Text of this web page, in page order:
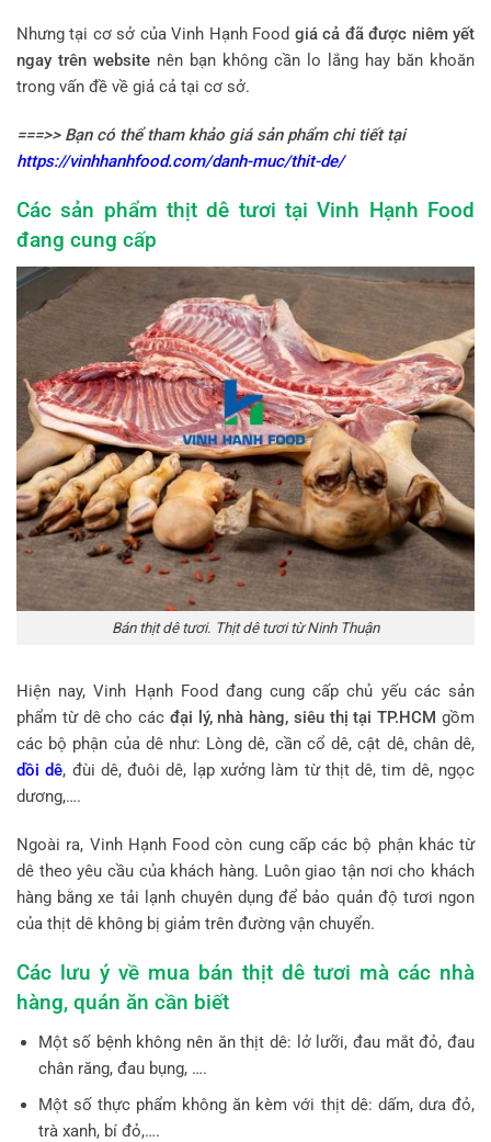
Nhưng tại cơ sở của Vinh Hạnh Food giá cả đã được niêm yết
ngay trên website nên bạn không cần lo lắng hay băn khoăn
trong vấn đề về giả cả tại cơ sở.
===>> Bạn có thể tham khảo giá sản phẩm chi tiết tại
https://vinhhanhfood.com/danh-muc/thit-de/
Các sản phẩm thịt dê tươi tại Vinh Hạnh Food
đang cung cấp
Bán thịt dê tươi. Thịt dê tươi từ Ninh Thuận
Hiện nay, Vinh Hạnh Food đang cung cấp chủ yếu các sản
phẩm từ dê cho các đại lý, nhà hàng, siêu thị tại TP.HCM gồm
các bộ phận của dê như: Lòng dê, cần cổ dê, cật dê, chân dê,
dồi dê, đùi dê, đuôi dê, lạp xưởng làm từ thịt dê, tim dê, ngọc
dương,….
Ngoài ra, Vinh Hạnh Food còn cung cấp các bộ phận khác từ
dê theo yêu cầu của khách hàng. Luôn giao tận nơi cho khách
hàng bằng xe tải lạnh chuyên dụng để bảo quản độ tươi ngon
của thịt dê không bị giảm trên đường vận chuyển.
Các lưu ý về mua bán thịt dê tươi mà các nhà
hàng, quán ăn cần biết
Một số bệnh không nên ăn thịt dê: lở lưỡi, đau mắt đỏ, đau
chân răng, đau bụng, ….
Một số thực phẩm không ăn kèm với thịt dê: dấm, dưa đỏ,
trà xanh, bí đỏ,….